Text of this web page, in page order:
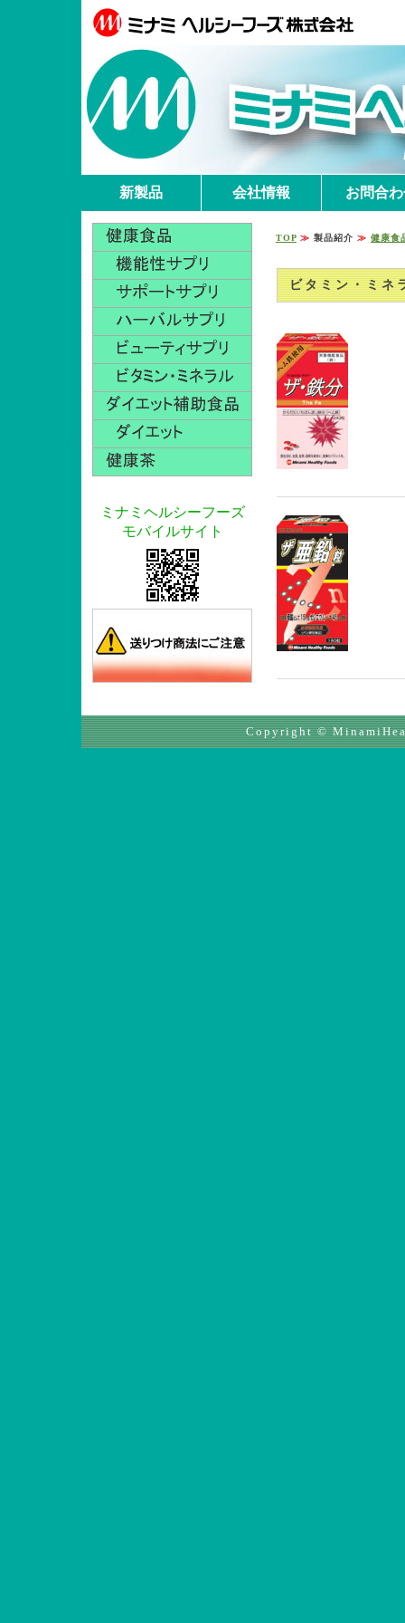
新製品 会社情報 お問合
ミナミヘルシーフーズ
モバイルサイト
TOP ≫ 製品紹介 ≫ 健康食
ビタミン・ミネ
Copyright ©